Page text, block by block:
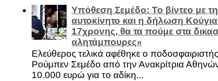
Υπόθεση Σεμέδο: Το βίντεο με
αυτοκίνητο και η δήλωση
17χρονης, θα τα πούμε στα
αλητάμπουρες»
Ελεύθερος τελικά αφέθηκε ο
Ρούμπεν Σεμέδο από την Ανακρίτρια
10.000 ευρώ για το αδίκη...